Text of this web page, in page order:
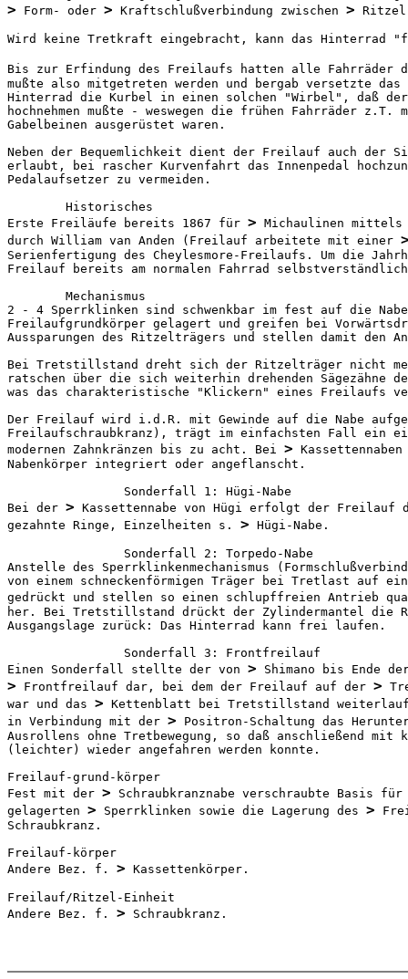
> Form- oder > Kraftschlußverbindung zwischen >
Wird keine Tretkraft eingebracht, kann das Hinterrad
Bis zur Erfindung des Freilaufs hatten alle Fahrräder
mußte also mitgetreten werden und bergab versetzte
Hinterrad die Kurbel in einen solchen "Wirbel", daß
hochnehmen mußte - weswegen die frühen Fahrräder z.T.
Gabelbeinen ausgerüstet waren.
Neben der Bequemlichkeit dient der Freilauf auch der
erlaubt, bei rascher Kurvenfahrt das Innenpedal
Pedalaufsetzer zu vermeiden.
        Historisches
Erste Freiläufe bereits 1867 für > Michaulinen
durch William van Anden (Freilauf arbeitete mit einer
Serienfertigung des Cheylesmore-Freilaufs. Um die
Freilauf bereits am normalen Fahrrad
        Mechanismus
2 - 4 Sperrklinken sind schwenkbar im fest auf die Nabe
Freilaufgrundkörper gelagert und greifen bei
Aussparungen des Ritzelträgers und stellen damit den
Bei Tretstillstand dreht sich der Ritzelträger nicht
ratschen über die sich weiterhin drehenden Sägezähne
was das charakteristische "Klickern" eines Freilaufs
Der Freilauf wird i.d.R. mit Gewinde auf die Nabe
Freilaufschraubkranz), trägt im einfachsten Fall ein
modernen Zahnkränzen bis zu acht. Bei >
Nabenkörper integriert oder angeflanscht.
                Sonderfall 1: Hügi-Nabe
Bei der > Kassettennabe von Hügi erfolgt der Freilauf
gezahnte Ringe, Einzelheiten s. > Hügi-Nabe.
                Sonderfall 2: Torpedo-Nabe
Anstelle des Sperrklinkenmechanismus
von einem schneckenförmigen Träger bei Tretlast auf
gedrückt und stellen so einen schlupffreien Antrieb
her. Bei Tretstillstand drückt der Zylindermantel die
Ausgangslage zurück: Das Hinterrad kann frei laufen.
                Sonderfall 3: Frontfreilauf
Einen Sonderfall stellte der von >
> Frontfreilauf dar, bei dem der Freilauf auf der >
war und das > Kettenblatt bei Tretstillstand
in Verbindung mit der > Positron-Schaltung das
Ausrollens ohne Tretbewegung, so daß anschließend mit
(leichter) wieder angefahren werden konnte.
Freilauf-grund-körper
Fest mit der > Schraubkranznabe verschraubte Basis
gelagerten > Sperrklinken sowie die Lagerung des >
Schraubkranz.
Freilauf-körper
Andere Bez. f. > Kassettenkörper.
Freilauf/Ritzel-Einheit
Andere Bez. f. > Schraubkranz.